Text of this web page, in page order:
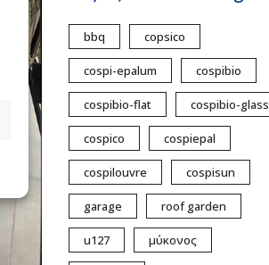
bbq copsico
cospi-epalum cospibio
cospibio-flat cospibio-glass
cospico cospiepal
cospilouvre cospisun
garage roof garden
u127 μύκονος